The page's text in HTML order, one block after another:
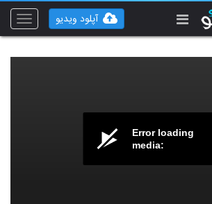
Toggle
آپلود ویدیو
Error loading
media: